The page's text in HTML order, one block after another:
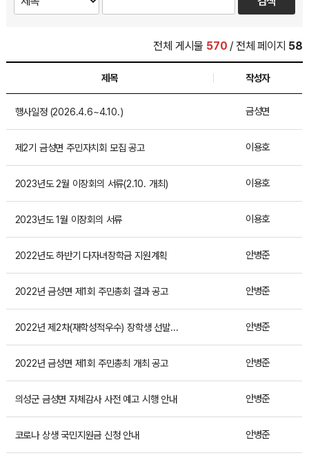
전체 게시물 570 / 전체 페이지 58
제목 작성자
행사일정 (2026.4.6~4.10.) 금성면
제2기 금성면 주민자치회 모집 공고 이용호
2023년도 2월 이장회의 서류(2.10. 개최) 이용호
2023년도 1월 이장회의 서류 이용호
2022년도 하반기 다자녀장학금 지원계획 안병준
2022년 금성면 제1회 주민총회 결과 공고 안병준
2022년 제2차(재학성적우수) 장학생 선발계획 안병준
2022년 금성면 제1회 주민총최 개최 공고 안병준
의성군 금성면 자체감사 사전 예고 시행 안내 안병준
코로나 상생 국민지원금 신청 안내 안병준